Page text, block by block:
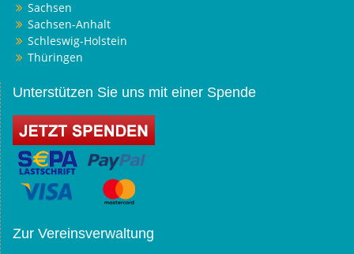
Sachsen
Sachsen-Anhalt
Schleswig-Holstein
Thüringen
Unterstützen Sie uns mit einer Spende
Zur Vereinsverwaltung